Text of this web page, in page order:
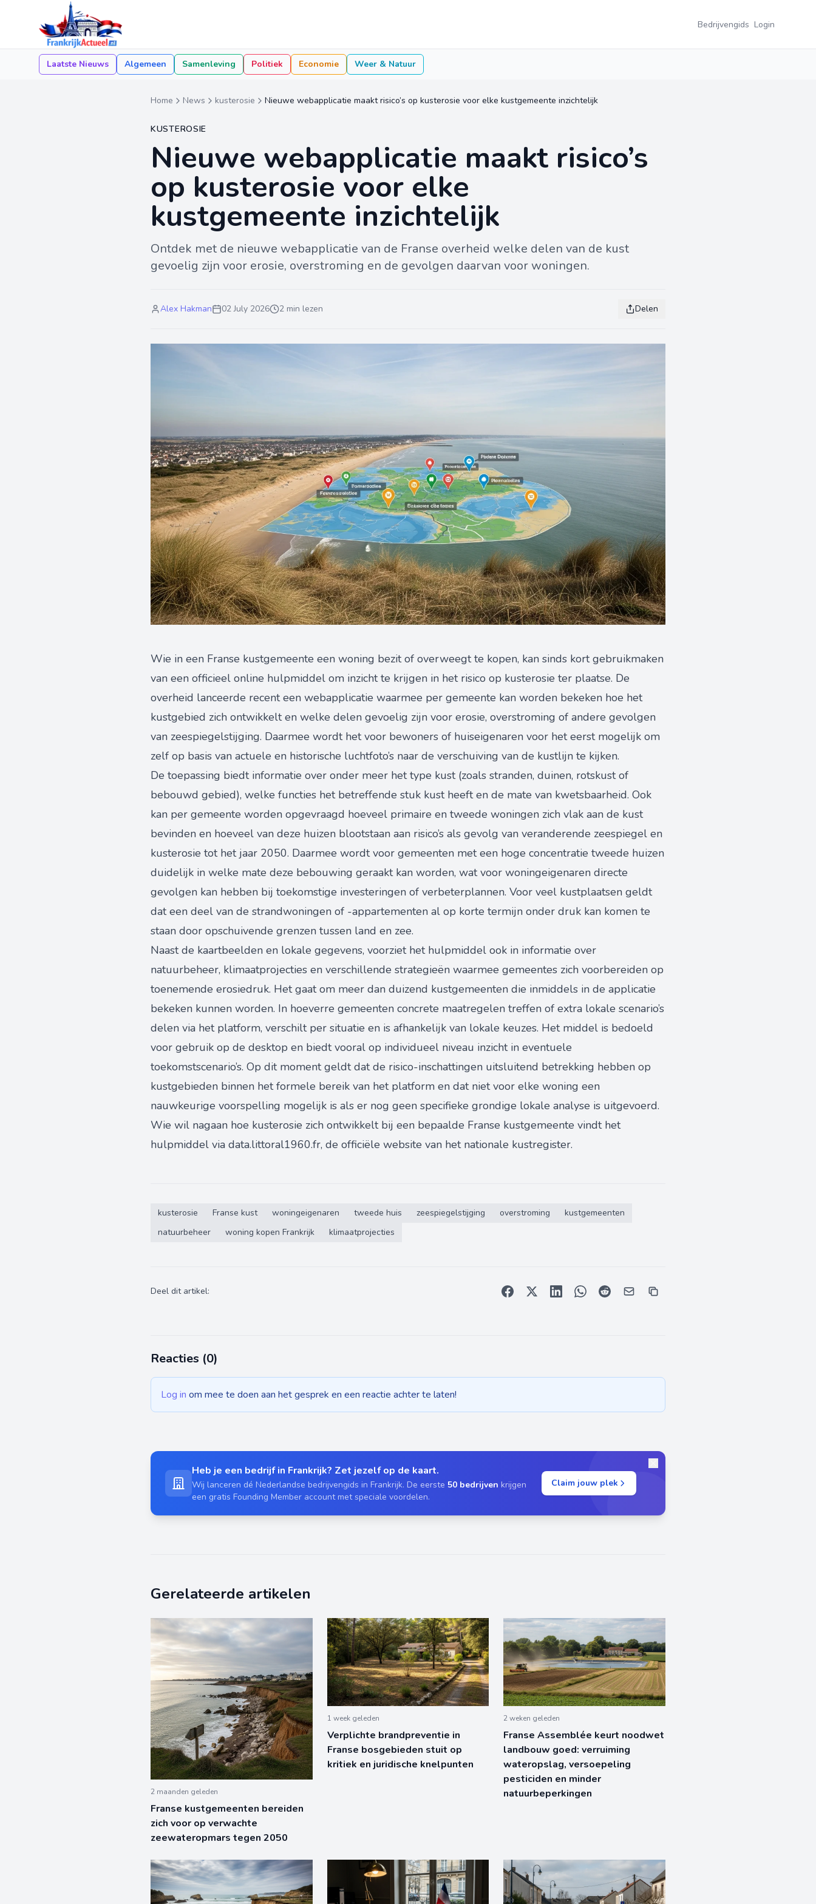
Bedrijvengids Login
Laatste Nieuws Algemeen Samenleving Politiek Economie Weer & Natuur
Home News kusterosie Nieuwe webapplicatie maakt risico’s op kusterosie voor elke kustgemeente inzichtelijk
KUSTEROSIE
Nieuwe webapplicatie maakt risico’s
op kusterosie voor elke
kustgemeente inzichtelijk
Ontdek met de nieuwe webapplicatie van de Franse overheid welke delen van de kust
gevoelig zijn voor erosie, overstroming en de gevolgen daarvan voor woningen.
Alex Hakman 02 July 2026 2 min lezen Delen
Wie in een Franse kustgemeente een woning bezit of overweegt te kopen, kan sinds kort gebruikmaken
van een officieel online hulpmiddel om inzicht te krijgen in het risico op kusterosie ter plaatse. De
overheid lanceerde recent een webapplicatie waarmee per gemeente kan worden bekeken hoe het
kustgebied zich ontwikkelt en welke delen gevoelig zijn voor erosie, overstroming of andere gevolgen
van zeespiegelstijging. Daarmee wordt het voor bewoners of huiseigenaren voor het eerst mogelijk om
zelf op basis van actuele en historische luchtfoto’s naar de verschuiving van de kustlijn te kijken.
De toepassing biedt informatie over onder meer het type kust (zoals stranden, duinen, rotskust of
bebouwd gebied), welke functies het betreffende stuk kust heeft en de mate van kwetsbaarheid. Ook
kan per gemeente worden opgevraagd hoeveel primaire en tweede woningen zich vlak aan de kust
bevinden en hoeveel van deze huizen blootstaan aan risico’s als gevolg van veranderende zeespiegel en
kusterosie tot het jaar 2050. Daarmee wordt voor gemeenten met een hoge concentratie tweede huizen
duidelijk in welke mate deze bebouwing geraakt kan worden, wat voor woningeigenaren directe
gevolgen kan hebben bij toekomstige investeringen of verbeterplannen. Voor veel kustplaatsen geldt
dat een deel van de strandwoningen of -appartementen al op korte termijn onder druk kan komen te
staan door opschuivende grenzen tussen land en zee.
Naast de kaartbeelden en lokale gegevens, voorziet het hulpmiddel ook in informatie over
natuurbeheer, klimaatprojecties en verschillende strategieën waarmee gemeentes zich voorbereiden op
toenemende erosiedruk. Het gaat om meer dan duizend kustgemeenten die inmiddels in de applicatie
bekeken kunnen worden. In hoeverre gemeenten concrete maatregelen treffen of extra lokale scenario’s
delen via het platform, verschilt per situatie en is afhankelijk van lokale keuzes. Het middel is bedoeld
voor gebruik op de desktop en biedt vooral op individueel niveau inzicht in eventuele
toekomstscenario’s. Op dit moment geldt dat de risico-inschattingen uitsluitend betrekking hebben op
kustgebieden binnen het formele bereik van het platform en dat niet voor elke woning een
nauwkeurige voorspelling mogelijk is als er nog geen specifieke grondige lokale analyse is uitgevoerd.
Wie wil nagaan hoe kusterosie zich ontwikkelt bij een bepaalde Franse kustgemeente vindt het
hulpmiddel via data.littoral1960.fr, de officiële website van het nationale kustregister.
kusterosie Franse kust woningeigenaren tweede huis zeespiegelstijging overstroming
kustgemeenten
natuurbeheer
woning kopen Frankrijk klimaatprojecties
Deel dit artikel:
Reacties (0)
Log in om mee te doen aan het gesprek en een reactie achter te laten!
Heb je een bedrijf in Frankrijk? Zet jezelf op de kaart.
Wij lanceren dé Nederlandse bedrijvengids in Frankrijk. De eerste 50 bedrijven krijgen
een gratis Founding Member account met speciale voordelen.
Claim jouw plek
Gerelateerde artikelen
2 maanden geleden
Franse kustgemeenten bereiden
zich voor op verwachte
zeewateropmars tegen 2050
1 week geleden
Verplichte brandpreventie in
Franse bosgebieden stuit op
kritiek en juridische knelpunten
2 weken geleden
Franse Assemblée keurt noodwet
landbouw goed: verruiming
wateropslag, versoepeling
pesticiden en minder
natuurbeperkingen